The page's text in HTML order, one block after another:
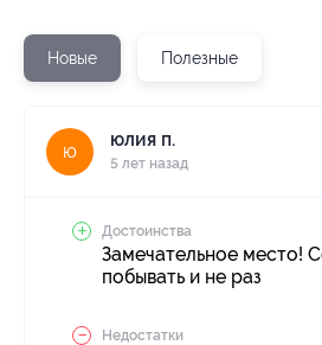
Новые Полезные
ю
юлия п.
5 лет назад
Достоинства
Замечательное место!
побывать и не раз
Недостатки